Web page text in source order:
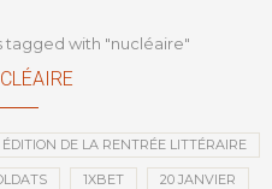
tagged with "nucléaire"
ÉDITION DE LA RENTRÉE LITTÉRAIRE
1XBET 20 JANVIER